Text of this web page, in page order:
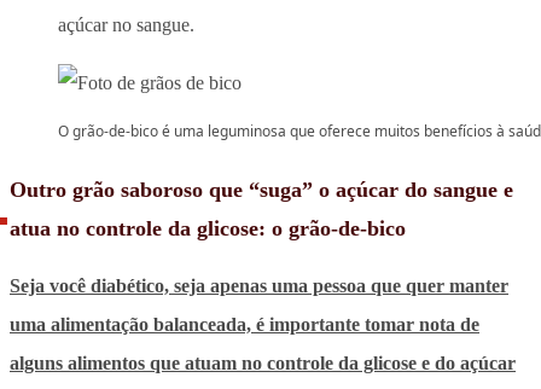
açúcar no sangue.
O grão-de-bico é uma leguminosa que oferece muitos benefícios à
Outro grão saboroso que “suga” o açúcar do sangue e
atua no controle da glicose: o grão-de-bico
Seja você diabético, seja apenas uma pessoa que quer manter
uma alimentação balanceada, é importante tomar nota de
alguns alimentos que atuam no controle da glicose e do açúcar